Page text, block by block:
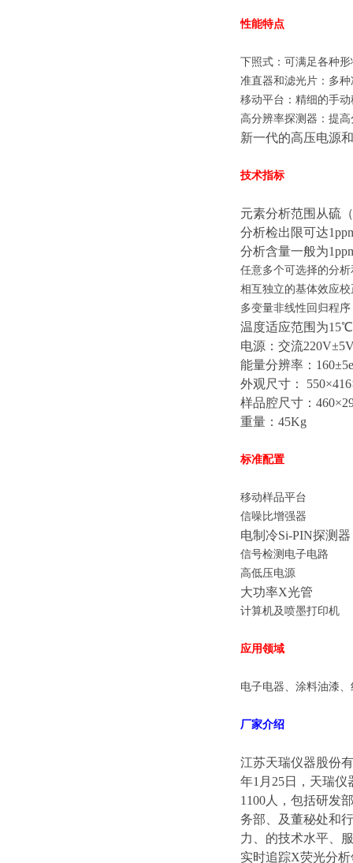
性能特点
下照式：可满足各种
准直器和滤光片：多
移动平台：精细的手
高分辨率探测器：提
新一代的高压电源和
技术指标
元素分析范围从硫（
分析检出限可达
分析含量一般为
任意多个可选择的分
相互独立的基体效应
多变量非线性回归程序
温度适应范围为15℃
电源：交流220V±
能量分辨率： 160±
外观尺寸：
550×416
样品腔尺寸： 460×
重量： 45Kg
标准配置
移动样品平台
信噪比增强器
电制冷Si-PIN探测器
信号检测电子电路
高低压电源
大功率X光管
计算机及喷墨打印机
应用领域
电子电器、涂料油漆
厂家介绍
江苏天瑞仪器股份
年1 月 25日，天瑞仪
1100 人，包括研发
务部、及董秘处和
力、的技术水平、
实时追踪X荧光分